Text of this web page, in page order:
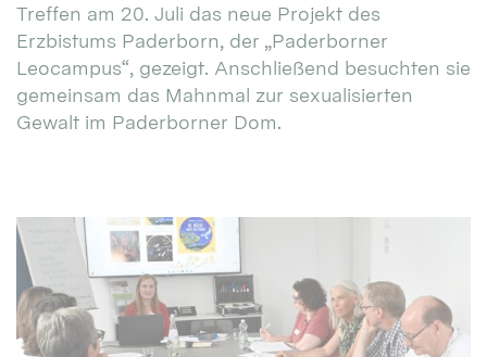
Treffen am 20. Juli das neue Projekt des
Erzbistums Paderborn, der „Paderborner
Leocampus“, gezeigt. Anschließend besuchten sie
gemeinsam das Mahnmal zur sexualisierten
Gewalt im Paderborner Dom.